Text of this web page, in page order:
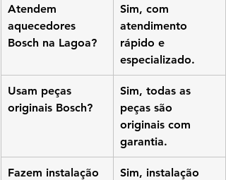
Atendem
aquecedores
Bosch na Lagoa?
Sim, com
atendimento
rápido e
especializado.
Usam peças
originais Bosch?
Sim, todas as
peças são
originais com
garantia.
Fazem instalação
Sim, instalação